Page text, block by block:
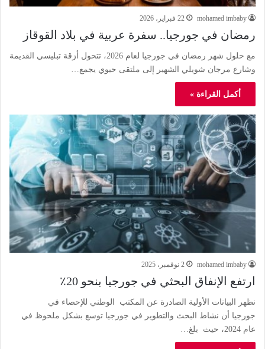
mohamed imbaby 22 فبراير، 2026
رمضان في جورجيا.. سفرة عربية في بلاد القوقاز
مع حلول شهر رمضان في جورجيا لعام 2026، تتحول أزقة تبليسي القديمة
وشارع مرجان شويلي الشهير إلى ملتقى حيوي يجمع…
أكمل القراءة »
mohamed imbaby 2 نوفمبر، 2025
ارتفع الإنفاق البحثي في ​​جورجيا بنحو 20٪
نظهر البيانات الأولية الصادرة عن المكتب الوطني للإحصاء في
جورجيا أن نشاط البحث والتطوير في جورجيا توسع بشكل ملحوظ في
عام 2024، حيث بلغ…